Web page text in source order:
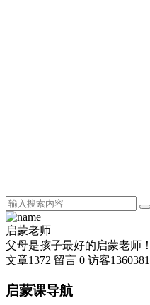
启蒙老师
父母是孩子最好的启蒙老师！
文章1372 留言 0 访客1360381
启蒙课导航